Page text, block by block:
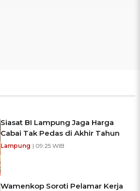
Siasat BI Lampung Jaga Harga
Cabai Tak Pedas di Akhir Tahun
Lampung | 09:25 WIB
Wamenkop Soroti Pelamar Kerja